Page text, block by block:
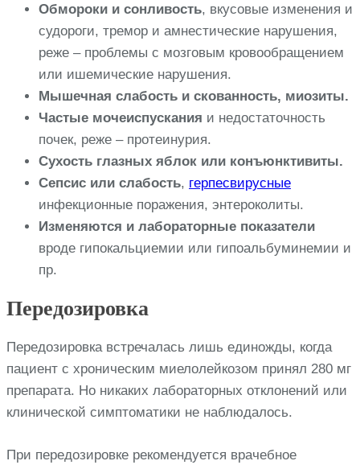
Обмороки и сонливость, вкусовые изменения и
судороги, тремор и амнестические нарушения,
реже – проблемы с мозговым кровообращением
или ишемические нарушения.
Мышечная слабость и скованность, миозиты.
Частые мочеиспускания и недостаточность
почек, реже – протеинурия.
Сухость глазных яблок или конъюнктивиты.
Сепсис или слабость, герпесвирусные
инфекционные поражения, энтероколиты.
Изменяются и лабораторные показатели
вроде гипокальциемии или гипоальбуминемии и
пр.
Передозировка
Передозировка встречалась лишь единожды, когда
пациент с хроническим миелолейкозом принял 280 мг
препарата. Но никаких лабораторных отклонений или
клинической симптоматики не наблюдалось.
При передозировке рекомендуется врачебное